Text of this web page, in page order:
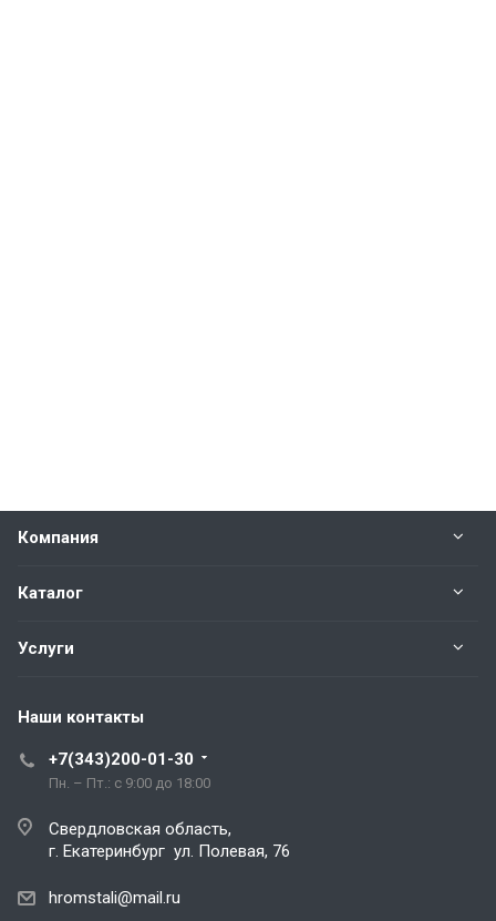
Компания
Каталог
Услуги
Наши контакты
+7(343)200-01-30
Пн. – Пт.: с 9:00 до 18:00
Свердловская область,
г. Екатеринбург ул. Полевая, 76
hromstali@mail.ru